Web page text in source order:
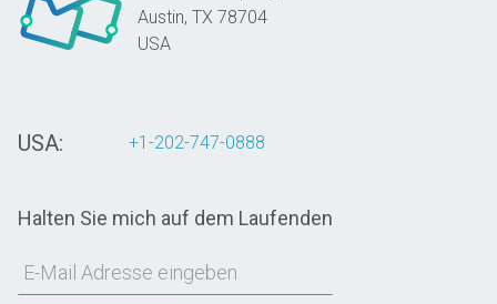
Austin, TX 78704
USA
USA: +1-202-747-0888
Halten Sie mich auf dem Laufenden